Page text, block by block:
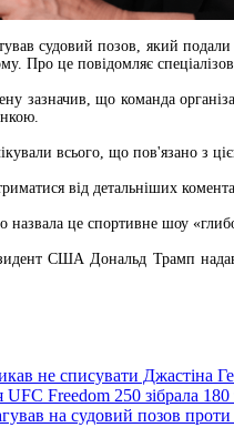
судовий позов, який подали
Про це повідомляє
зазначив, що команда
всього, що пов'язано з
від детальніших
назвала це спортивне шоу
США Дональд Трамп надав
не списувати Джастіна
Freedom 250 зібрала 180
на судовий позов